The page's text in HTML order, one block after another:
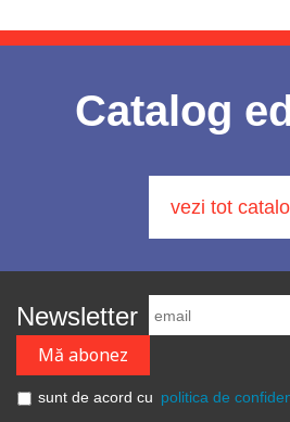
Catalog
vezi tot
Newsletter
sunt de acord cu politica de